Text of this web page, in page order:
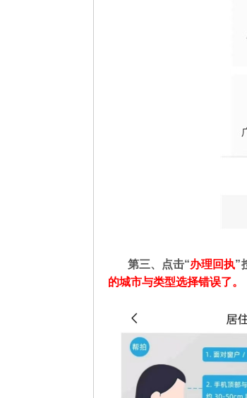
第三、点击“办理回执”
的城市与类型选择错误了。